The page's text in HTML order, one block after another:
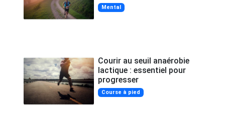
Mental
Courir au seuil anaérobie
lactique : essentiel pour
progresser
Course à pied